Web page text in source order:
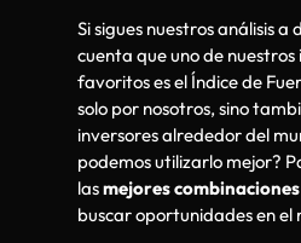
Si sigues nuestros análisis a
cuenta que uno de
favoritos es el Índice de
solo por nosotros, sino
inversores alrededor del
podemos utilizarlo mejor?
lasmejores combinaciones
buscar oportunidades en el